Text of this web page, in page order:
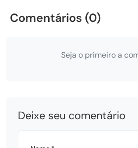
Comentários (0)
Seja o primeiro a
Deixe seu comentário